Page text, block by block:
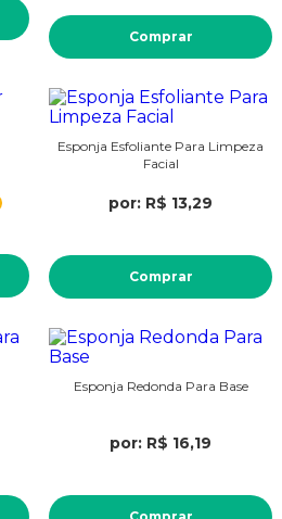
Comprar
Esponja Esfoliante Para Limpeza
Facial
por: R$ 13,29
Comprar
Esponja Redonda Para Base
por: R$ 16,19